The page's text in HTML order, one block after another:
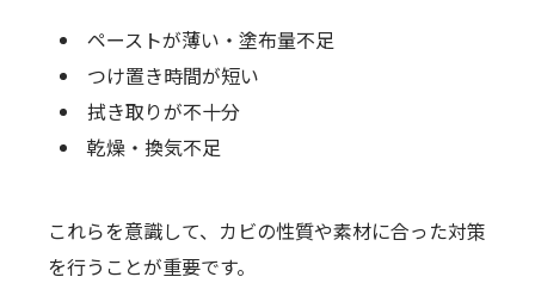
ペーストが薄い・塗布量不足
つけ置き時間が短い
拭き取りが不十分
乾燥・換気不足
これらを意識して、カビの性質や素材に合った対策
を行うことが重要です。